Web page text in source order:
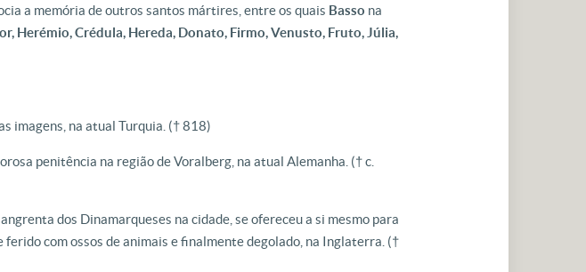
a memória de outros santos mártires, entre os quais Basso na
Herémio, Crédula, Hereda, Donato, Firmo, Venusto, Fruto, Júlia,
imagens, na atual Turquia. († 818)
penitência na região de Voralberg, na atual Alemanha. († c.
dos Dinamarqueses na cidade, se ofereceu a si mesmo para
com ossos de animais e finalmente degolado, na Inglaterra. (†